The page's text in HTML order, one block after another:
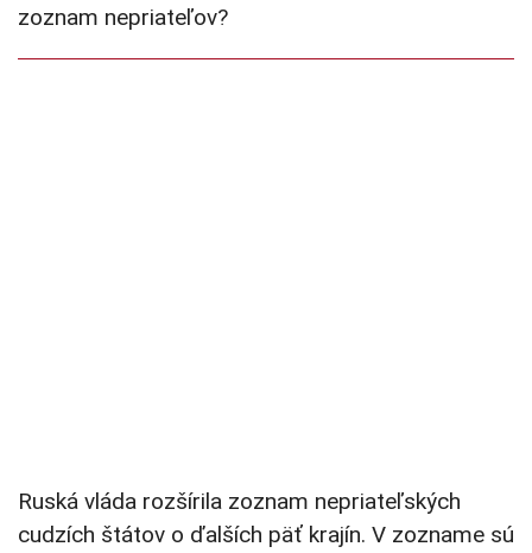
zoznam nepriateľov?
Ruská vláda rozšírila zoznam nepriateľských
cudzích štátov o ďalších päť krajín. V zozname sú